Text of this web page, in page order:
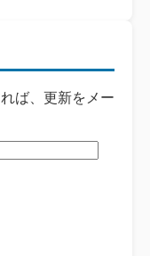
ば、更新をメー